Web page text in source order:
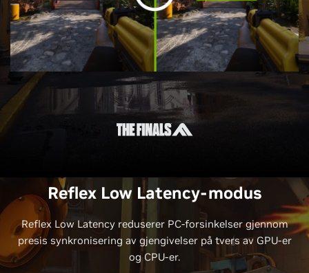
Reflex Low Latency-modus
Reflex Low Latency reduserer PC-forsinkelser gjennom
presis synkronisering av gjengivelser på tvers av GPU-er
og CPU-er.